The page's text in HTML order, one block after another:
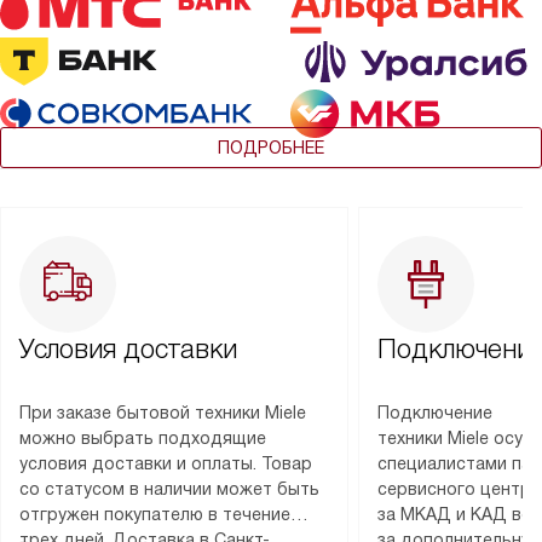
ПОДРОБНЕЕ
Условия доставки
При заказе бытовой техники Miele
можно выбрать подходящие
условия доставки и оплаты. Товар
со статусом в наличии может быть
отгружен покупателю в течение
Подключение
техники Miele
специалистами
сервисного
за МКАД и КАД